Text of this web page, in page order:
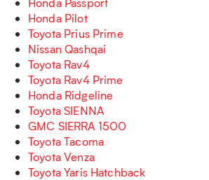
Honda Pilot
Toyota Prius Prime
Nissan Qashqai
Toyota Rav4
Toyota Rav4 Prime
Honda Ridgeline
Toyota SIENNA
GMC SIERRA 1500
Toyota Tacoma
Toyota Venza
Toyota Yaris Hatchback